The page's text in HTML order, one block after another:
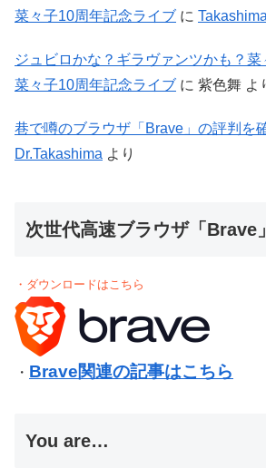
菜々子10周年記念ライブ に Takashima
ジュビロかな？ギラヴァンツかも？
菜々子10周年記念ライブ に 紫色舞 よ
巷で噂のブラウザ「Brave」の評判を
Dr.Takashima より
次世代高速ブラウザ「Brave」
・ダウンロードはこちら
・ Brave関連の記事はこちら
You are…